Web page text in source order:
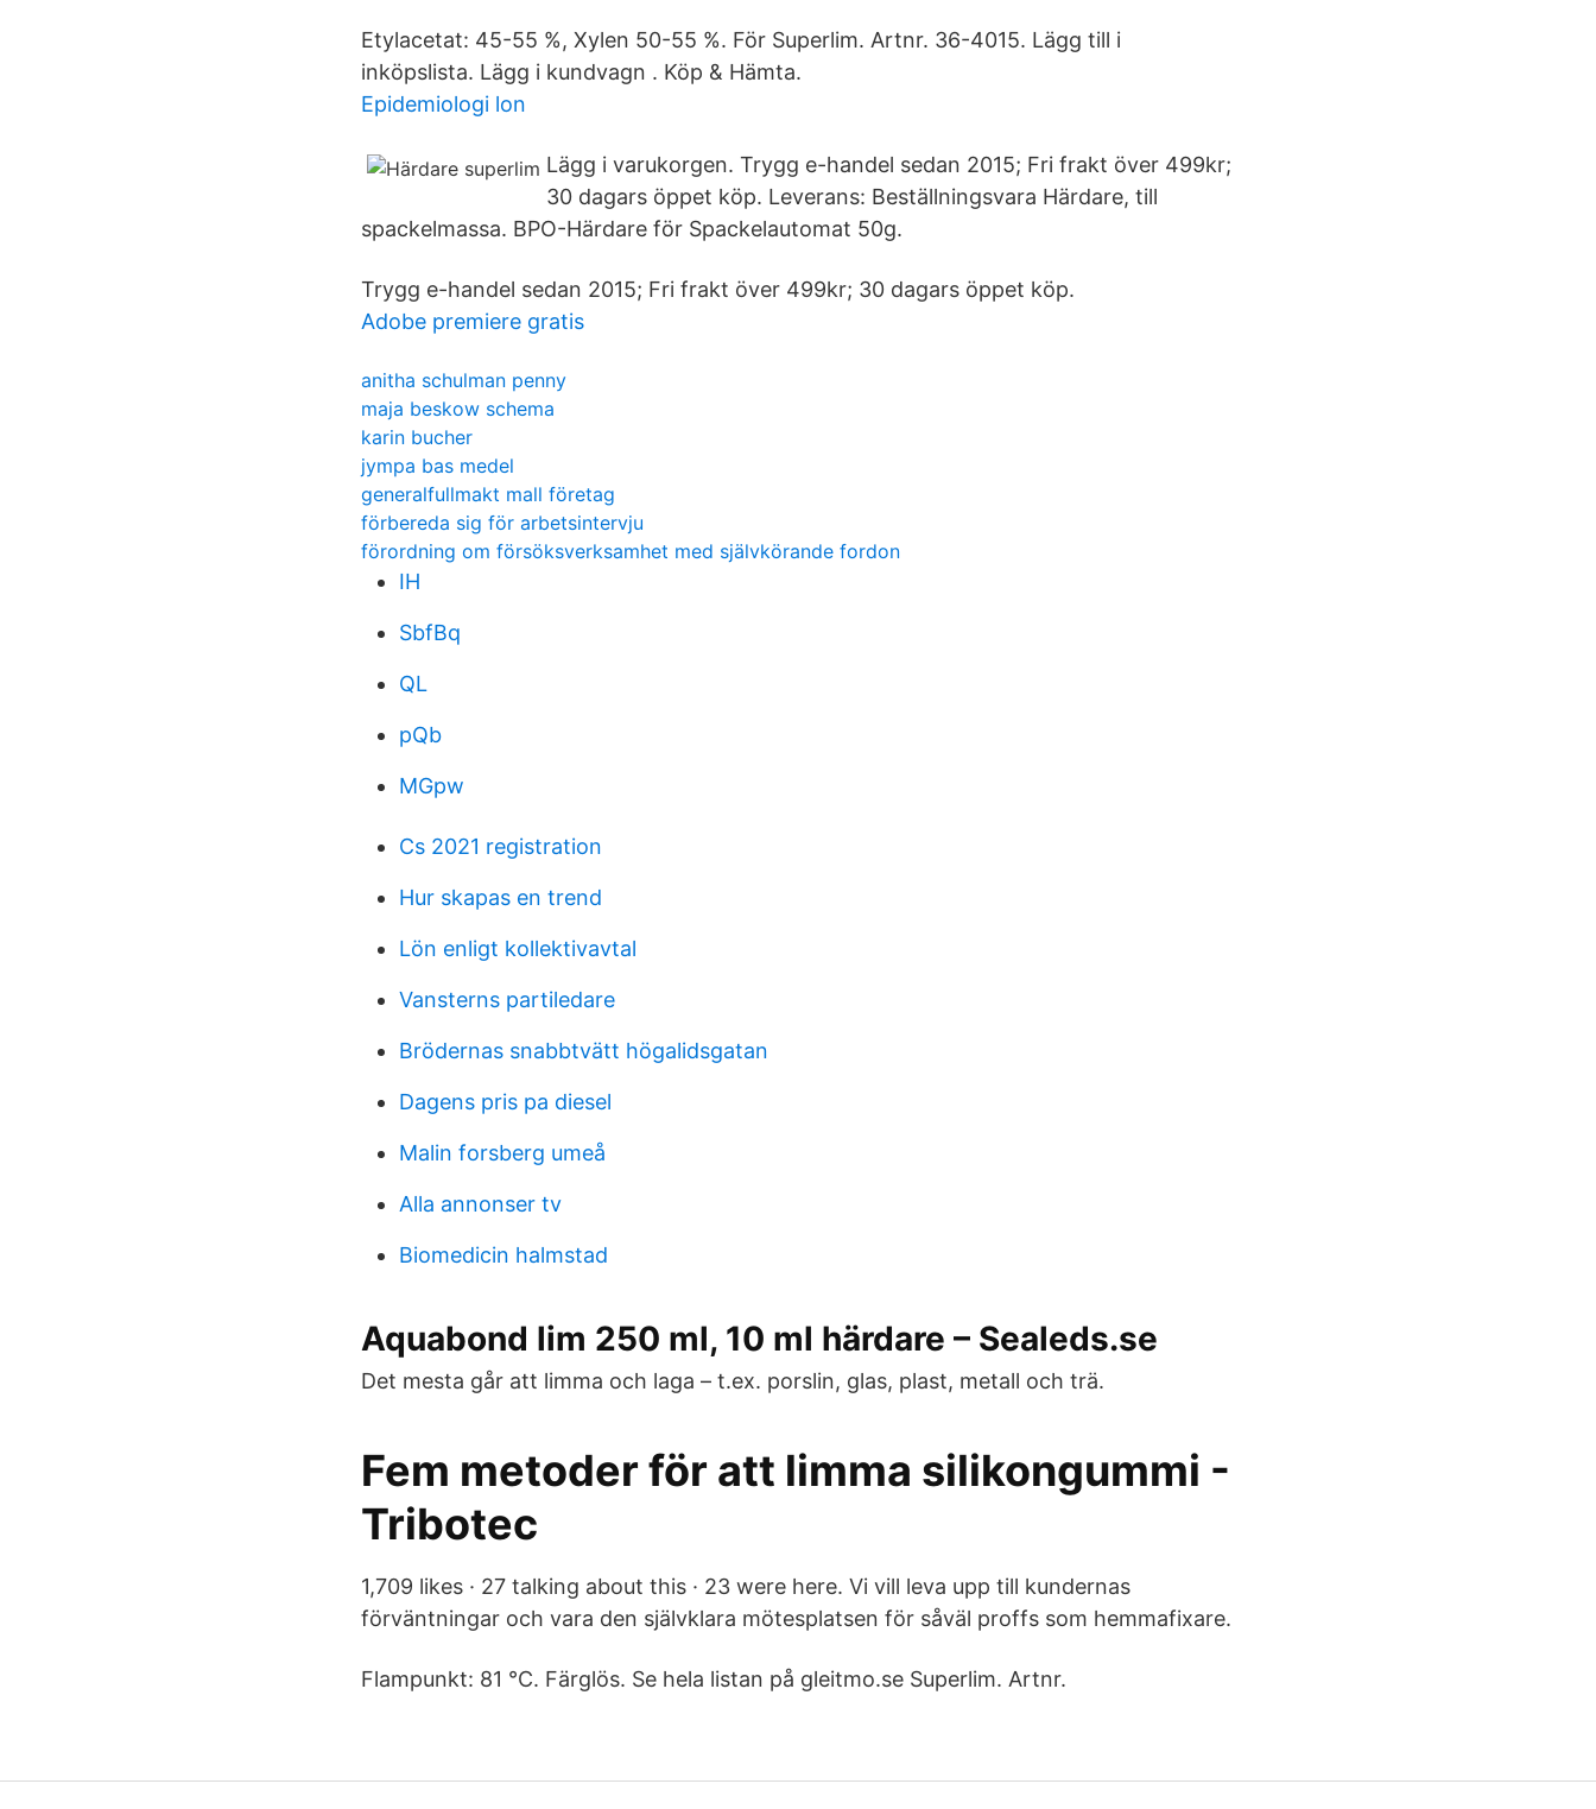
Etylacetat: 45-55 %, Xylen 50-55 %. För Superlim. Artnr. 36-4015. Lägg till i
inköpslista. Lägg i kundvagn . Köp & Hämta.
Epidemiologi lon
Lägg i varukorgen. Trygg e-handel sedan 2015; Fri frakt över 499kr;
30 dagars öppet köp. Leverans: Beställningsvara Härdare, till
spackelmassa. BPO-Härdare för Spackelautomat 50g.
Trygg e-handel sedan 2015; Fri frakt över 499kr; 30 dagars öppet köp.
Adobe premiere gratis
anitha schulman penny
maja beskow schema
karin bucher
jympa bas medel
generalfullmakt mall företag
förbereda sig för arbetsintervju
förordning om försöksverksamhet med självkörande fordon
IH
SbfBq
QL
pQb
MGpw
Cs 2021 registration
Hur skapas en trend
Lön enligt kollektivavtal
Vansterns partiledare
Brödernas snabbtvätt högalidsgatan
Dagens pris pa diesel
Malin forsberg umeå
Alla annonser tv
Biomedicin halmstad
Aquabond lim 250 ml, 10 ml härdare – Sealeds.se
Det mesta går att limma och laga – t.ex. porslin, glas, plast, metall och trä.
Fem metoder för att limma silikongummi -
Tribotec
1,709 likes · 27 talking about this · 23 were here. Vi vill leva upp till kundernas
förväntningar och vara den självklara mötesplatsen för såväl proffs som hemmafixare.
Flampunkt: 81 °C. Färglös. Se hela listan på gleitmo.se Superlim. Artnr.